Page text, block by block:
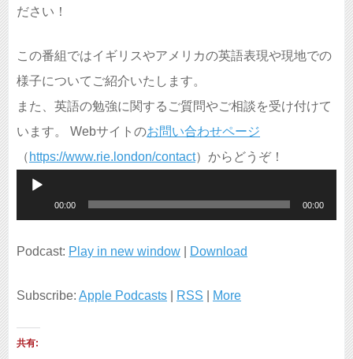
ださい！
この番組ではイギリスやアメリカの英語表現や現地での
様子についてご紹介いたします。
また、英語の勉強に関するご質問やご相談を受け付けて
います。 Webサイトのお問い合わせページ
（ https://www.rie.london/contact）からどうぞ！
プ
ー
ヤ
ー
00:00 00:00
Podcast: Play in new window Download
Subscribe: Apple Podcasts RSS More
共有: